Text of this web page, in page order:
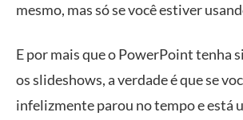
mesmo, mas só se você estiver
E por mais que o PowerPoint tenha
os slideshows, a verdade é que se
infelizmente parou no tempo e está